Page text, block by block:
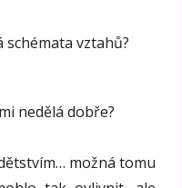
vztahů?
nedělá dobře?
možná tomu